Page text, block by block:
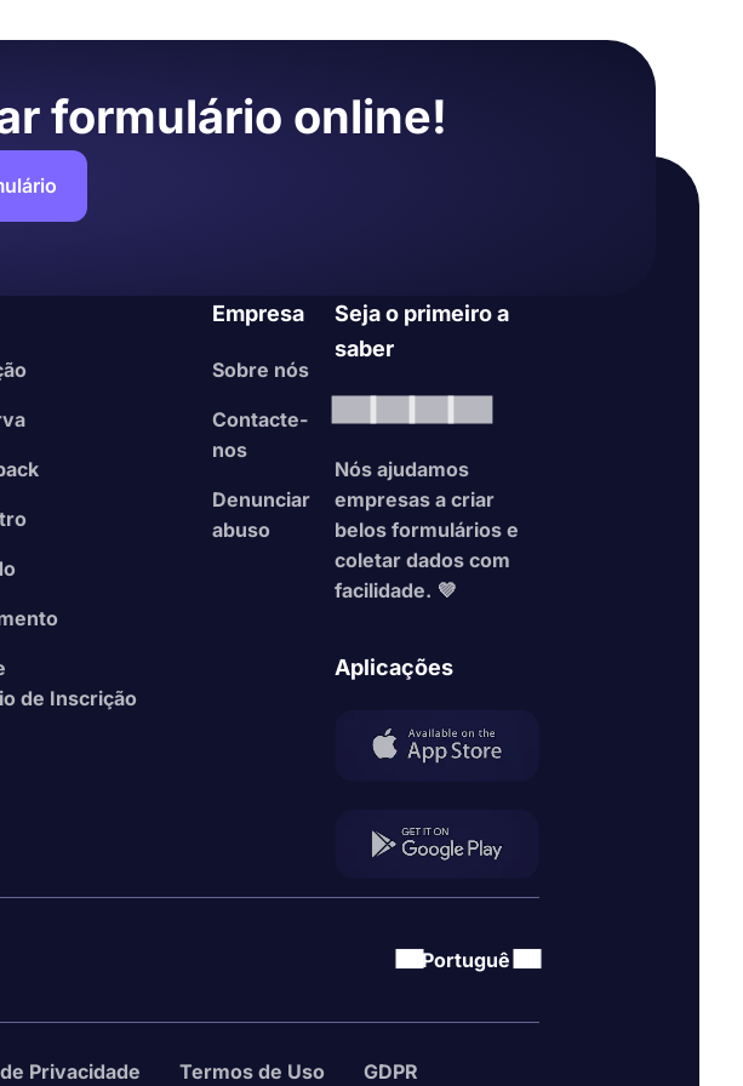
incorporá-la diretamente em
os dados coletados em
formulário online!
de Inscrição
Empresa
Sobre nós
Contacte-
nos
Denunciar
abuso
Seja o primeiro a
saber
Nós ajudamos
empresas a criar
belos formulários e
coletar dados com
facilidade. 💜
Aplicações
English
Türkçe
Français
Español
Русский
中国
Portuguê
Privacidade Termos de Uso GDPR